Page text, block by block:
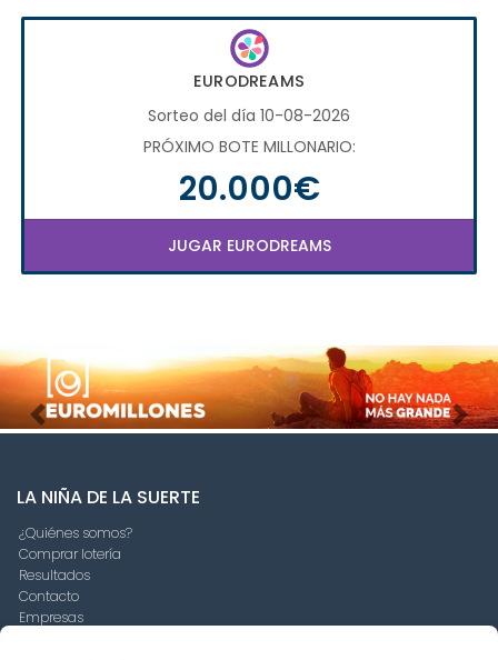
EURODREAMS
Sorteo del día 10-08-2026
PRÓXIMO BOTE MILLONARIO:
20.000€
JUGAR EURODREAMS
Imagen anterior
LA NIÑA DE LA SUERTE
¿Quiénes somos?
Comprar lotería
Resultados
Contacto
Empresas